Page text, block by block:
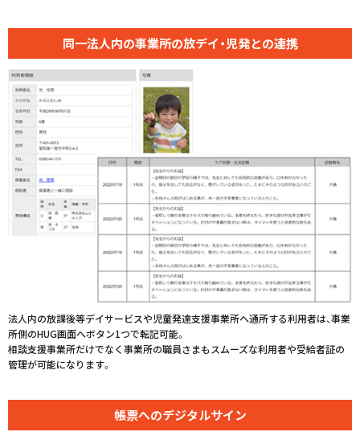
同一法人内の事業所の放デイ・児発との連携
法人内の放課後等デイサービスや児童発達支援事業所へ通所する利用者は、事業
所側のHUG画面へボタン1つで転記可能。
相談支援事業所だけでなく事業所の職員さまもスムーズな利用者や受給者証の
管理が可能になります。
帳票へのデジタルサイン